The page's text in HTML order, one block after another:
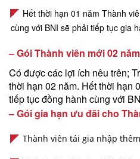
Hết thời hạn 01 năm Thành
cùng với BNI sẽ phải tiếp tục gia
– Gói Thành viên mới 02
Có được các lợi ích nêu trên;
thời hạn 02 năm. Hết thời hạn
tiếp tục đồng hành cùng với
– Gói gia hạn ưu đãi cho
Thành viên tái gia nhập